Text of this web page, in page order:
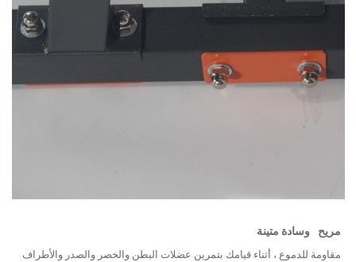
مريح وسادة متينة
مقاومة للدموع ، أثناء قيامك بتمرين عضلات البطن والخصر والصدر والأطراف